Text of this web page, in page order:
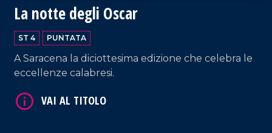
La notte degli Oscar
ST 4 PUNTATA
A Saracena la diciottesima edizione che celebra le
eccellenze calabresi.
VAI AL TITOLO